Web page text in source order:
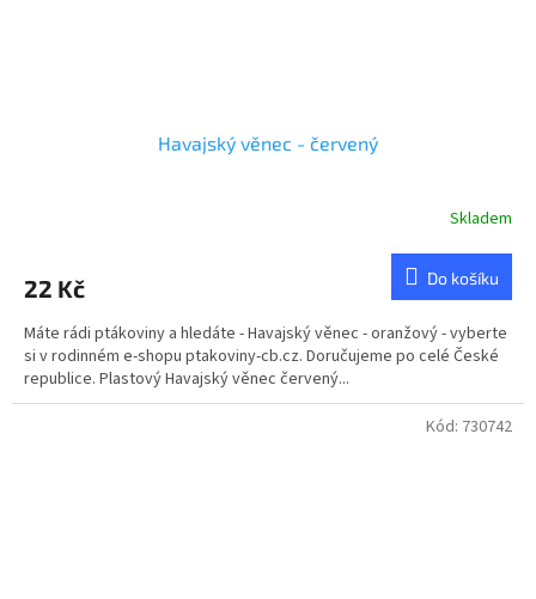
Havajský věnec - červený
Skladem
22 Kč Do košíku
Máte rádi ptákoviny a hledáte - Havajský věnec - oranžový - vyberte
si v rodinném e-shopu ptakoviny-cb.cz. Doručujeme po celé České
republice. Plastový Havajský věnec červený...
Kód: 730742